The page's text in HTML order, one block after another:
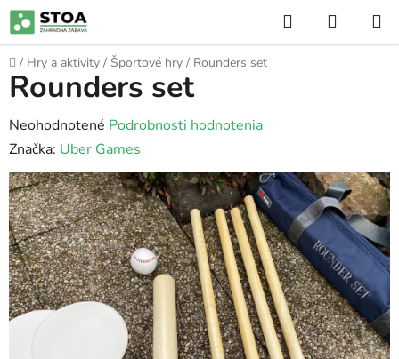
Prejsť
na
obsah
Hľadať
KOŠÍK
Domov
/ Hry a aktivity / Športové hry / Rounders set
Rounders set
Priemerné
hodnotenie
produktu
je
0,0
z
5
hviezdičiek.
Neohodnotené Podrobnosti hodnotenia
Značka: Uber Games